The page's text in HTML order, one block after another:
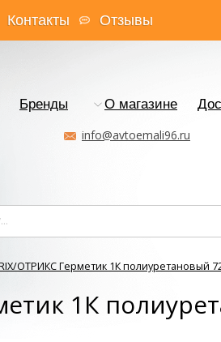
Контакты Отзывы
Бренды О магазине
info@avtoemali96.ru
ОТРИКС Герметик 1К полиуретановый
1К